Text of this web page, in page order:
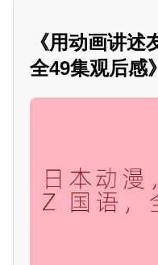
《用动画讲
全49集观后感》